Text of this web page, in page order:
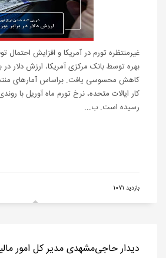
غیرمنتظره تورم در آمریکا و افزایش احتمال
بهره توسط بانک مرکزی آمریکا، ارزش دلار در
کاهش محسوسی یافت. براساس آمارهای
رسیده است. ب...
بازدید 1071
دیدار حاجی‌مشهدی مدیر کل امور